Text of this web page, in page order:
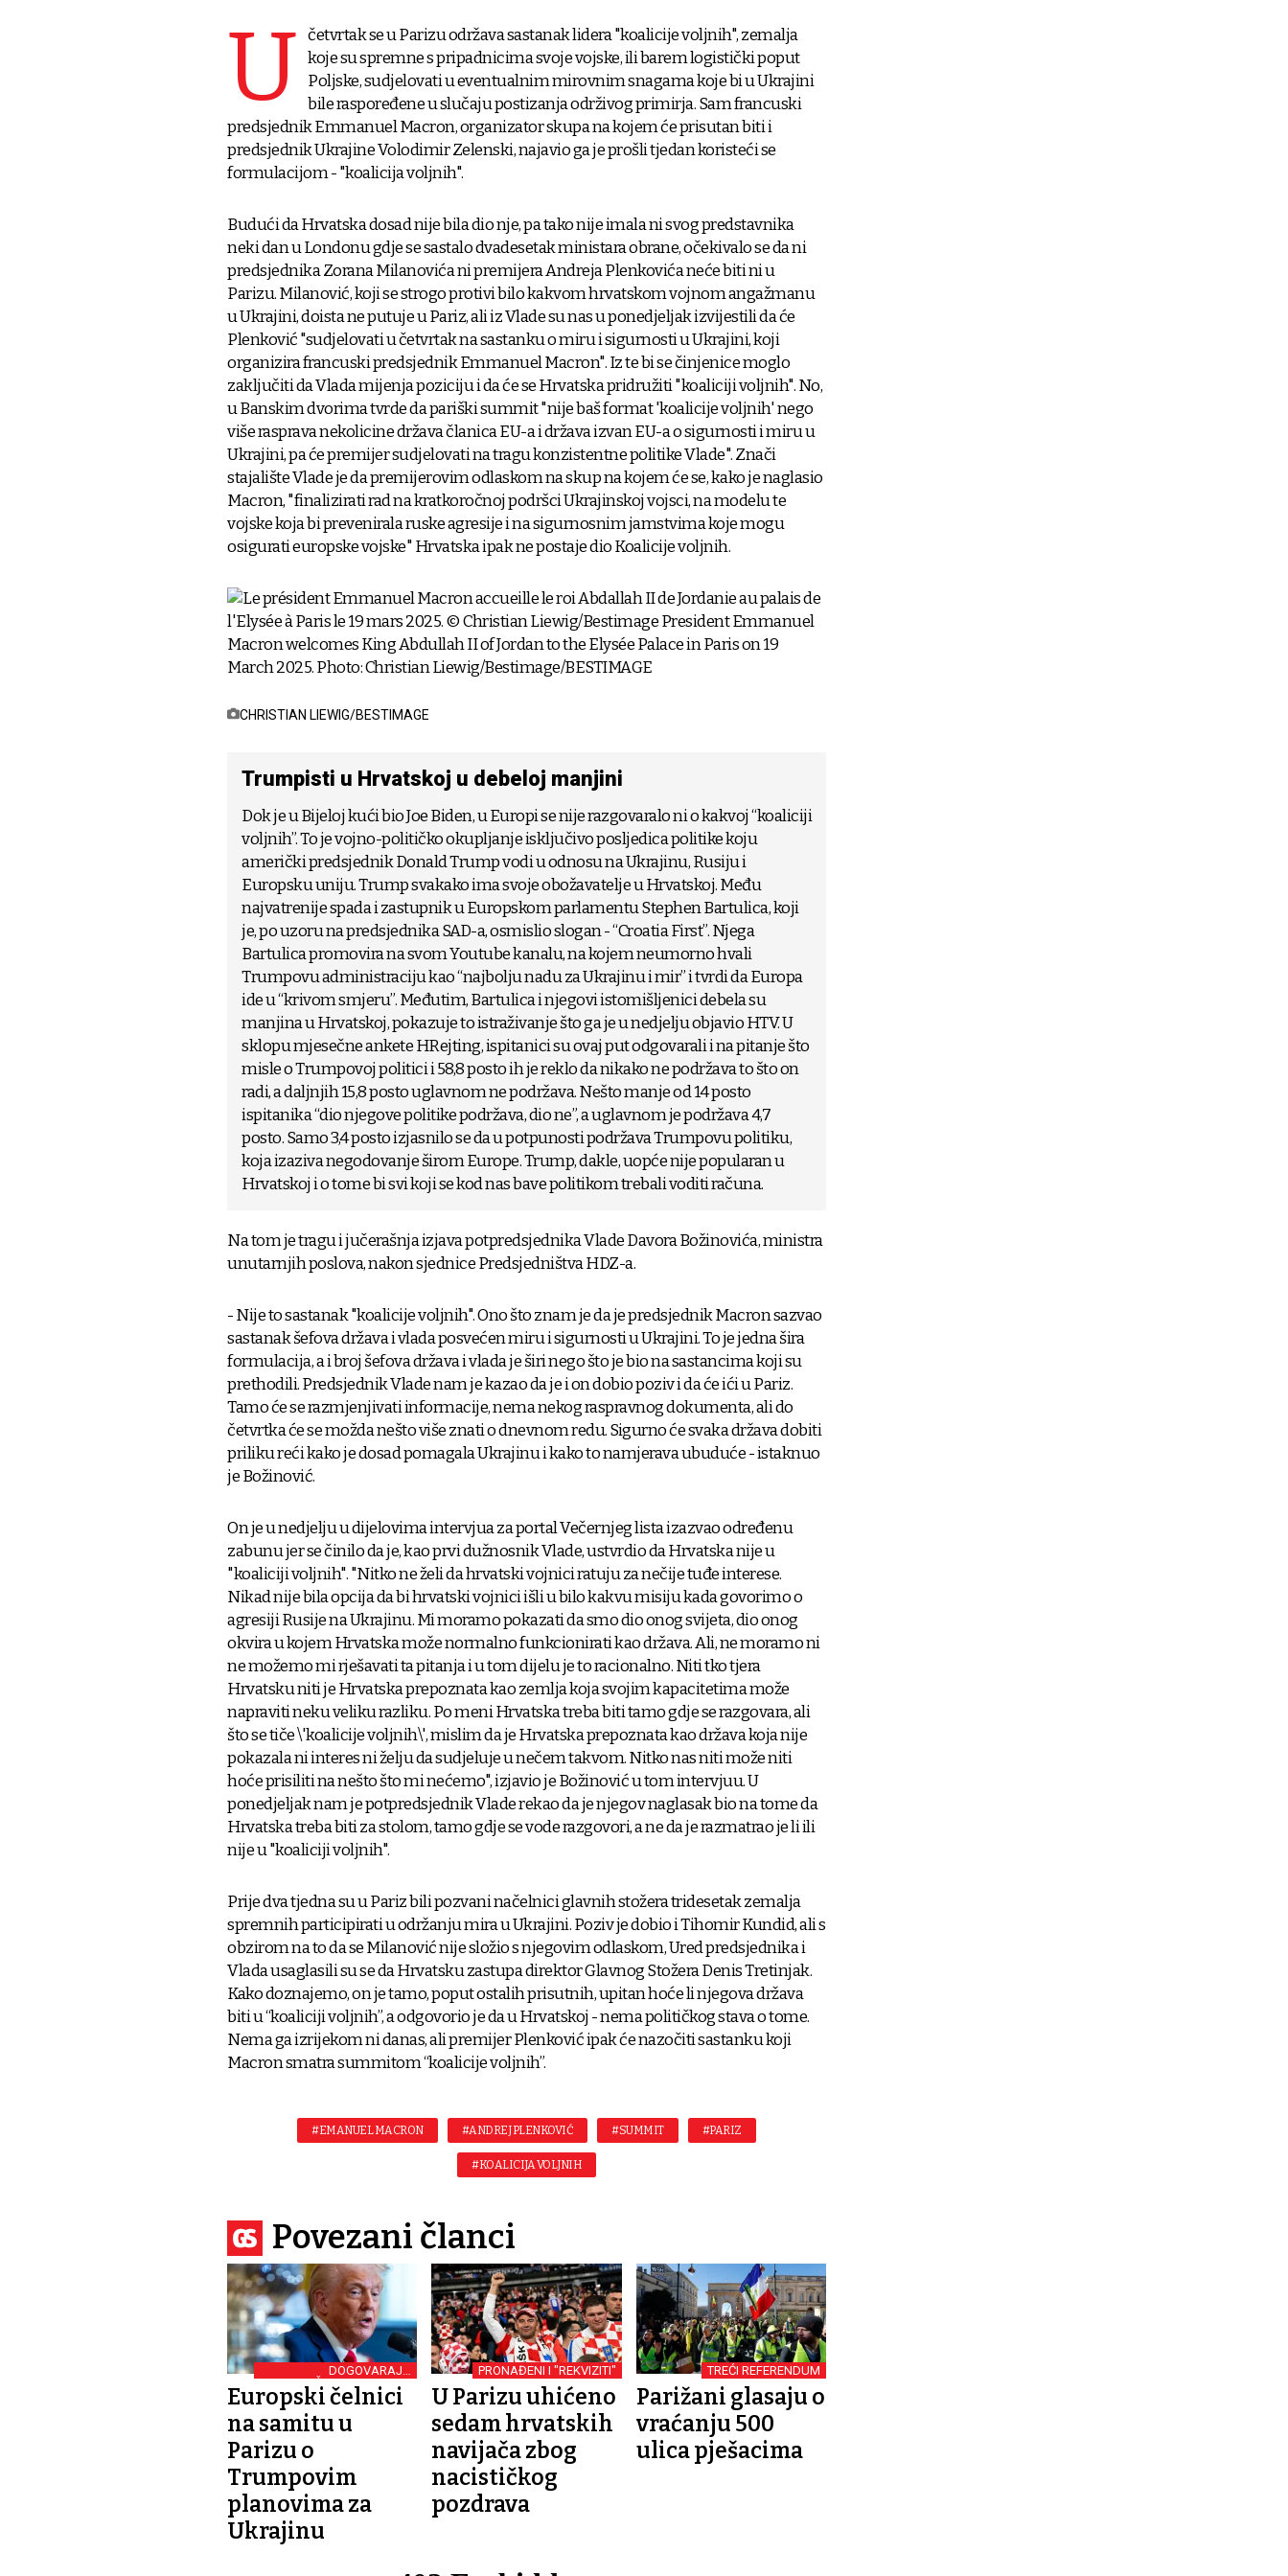
U četvrtak se u Parizu održava sastanak lidera "koalicije voljnih", zemalja
koje su spremne s pripadnicima svoje vojske, ili barem logistički poput
Poljske, sudjelovati u eventualnim mirovnim snagama koje bi u Ukrajini
bile raspoređene u slučaju postizanja održivog primirja. Sam francuski
predsjednik Emmanuel Macron, organizator skupa na kojem će prisutan biti i
predsjednik Ukrajine Volodimir Zelenski, najavio ga je prošli tjedan koristeći se
formulacijom - "koalicija voljnih".
Budući da Hrvatska dosad nije bila dio nje, pa tako nije imala ni svog predstavnika
neki dan u Londonu gdje se sastalo dvadesetak ministara obrane, očekivalo se da ni
predsjednika Zorana Milanovića ni premijera Andreja Plenkovića neće biti ni u
Parizu. Milanović, koji se strogo protivi bilo kakvom hrvatskom vojnom angažmanu
u Ukrajini, doista ne putuje u Pariz, ali iz Vlade su nas u ponedjeljak izvijestili da će
Plenković "sudjelovati u četvrtak na sastanku o miru i sigurnosti u Ukrajini, koji
organizira francuski predsjednik Emmanuel Macron". Iz te bi se činjenice moglo
zaključiti da Vlada mijenja poziciju i da će se Hrvatska pridružiti "koaliciji voljnih". No,
u Banskim dvorima tvrde da pariški summit "nije baš format 'koalicije voljnih' nego
više rasprava nekolicine država članica EU-a i država izvan EU-a o sigurnosti i miru u
Ukrajini, pa će premijer sudjelovati na tragu konzistentne politike Vlade". Znači
stajalište Vlade je da premijerovim odlaskom na skup na kojem će se, kako je naglasio
Macron, "finalizirati rad na kratkoročnoj podršci Ukrajinskoj vojsci, na modelu te
vojske koja bi prevenirala ruske agresije i na sigurnosnim jamstvima koje mogu
osigurati europske vojske" Hrvatska ipak ne postaje dio Koalicije voljnih.
CHRISTIAN LIEWIG/BESTIMAGE
Trumpisti u Hrvatskoj u debeloj manjini
Dok je u Bijeloj kući bio Joe Biden, u Europi se nije razgovaralo ni o kakvoj “koaliciji
voljnih”. To je vojno-političko okupljanje isključivo posljedica politike koju
američki predsjednik Donald Trump vodi u odnosu na Ukrajinu, Rusiju i
Europsku uniju. Trump svakako ima svoje obožavatelje u Hrvatskoj. Među
najvatrenije spada i zastupnik u Europskom parlamentu Stephen Bartulica, koji
je, po uzoru na predsjednika SAD-a, osmislio slogan - “Croatia First”. Njega
Bartulica promovira na svom Youtube kanalu, na kojem neumorno hvali
Trumpovu administraciju kao “najbolju nadu za Ukrajinu i mir” i tvrdi da Europa
ide u “krivom smjeru”. Međutim, Bartulica i njegovi istomišljenici debela su
manjina u Hrvatskoj, pokazuje to istraživanje što ga je u nedjelju objavio HTV. U
sklopu mjesečne ankete HRejting, ispitanici su ovaj put odgovarali i na pitanje što
misle o Trumpovoj politici i 58,8 posto ih je reklo da nikako ne podržava to što on
radi, a daljnjih 15,8 posto uglavnom ne podržava. Nešto manje od 14 posto
ispitanika “dio njegove politike podržava, dio ne”, a uglavnom je podržava 4,7
posto. Samo 3,4 posto izjasnilo se da u potpunosti podržava Trumpovu politiku,
koja izaziva negodovanje širom Europe. Trump, dakle, uopće nije popularan u
Hrvatskoj i o tome bi svi koji se kod nas bave politikom trebali voditi računa.
Na tom je tragu i jučerašnja izjava potpredsjednika Vlade Davora Božinovića, ministra
unutarnjih poslova, nakon sjednice Predsjedništva HDZ-a.
- Nije to sastanak "koalicije voljnih". Ono što znam je da je predsjednik Macron sazvao
sastanak šefova država i vlada posvećen miru i sigurnosti u Ukrajini. To je jedna šira
formulacija, a i broj šefova država i vlada je širi nego što je bio na sastancima koji su
prethodili. Predsjednik Vlade nam je kazao da je i on dobio poziv i da će ići u Pariz.
Tamo će se razmjenjivati informacije, nema nekog raspravnog dokumenta, ali do
četvrtka će se možda nešto više znati o dnevnom redu. Sigurno će svaka država dobiti
priliku reći kako je dosad pomagala Ukrajinu i kako to namjerava ubuduće - istaknuo
je Božinović.
On je u nedjelju u dijelovima intervjua za portal Večernjeg lista izazvao određenu
zabunu jer se činilo da je, kao prvi dužnosnik Vlade, ustvrdio da Hrvatska nije u
"koaliciji voljnih". "Nitko ne želi da hrvatski vojnici ratuju za nečije tuđe interese.
Nikad nije bila opcija da bi hrvatski vojnici išli u bilo kakvu misiju kada govorimo o
agresiji Rusije na Ukrajinu. Mi moramo pokazati da smo dio onog svijeta, dio onog
okvira u kojem Hrvatska može normalno funkcionirati kao država. Ali, ne moramo ni
ne možemo mi rješavati ta pitanja i u tom dijelu je to racionalno. Niti tko tjera
Hrvatsku niti je Hrvatska prepoznata kao zemlja koja svojim kapacitetima može
napraviti neku veliku razliku. Po meni Hrvatska treba biti tamo gdje se razgovara, ali
što se tiče \'koalicije voljnih\', mislim da je Hrvatska prepoznata kao država koja nije
pokazala ni interes ni želju da sudjeluje u nečem takvom. Nitko nas niti može niti
hoće prisiliti na nešto što mi nećemo", izjavio je Božinović u tom intervjuu. U
ponedjeljak nam je potpredsjednik Vlade rekao da je njegov naglasak bio na tome da
Hrvatska treba biti za stolom, tamo gdje se vode razgovori, a ne da je razmatrao je li ili
nije u "koaliciji voljnih".
Prije dva tjedna su u Pariz bili pozvani načelnici glavnih stožera tridesetak zemalja
spremnih participirati u održanju mira u Ukrajini. Poziv je dobio i Tihomir Kundid, ali s
obzirom na to da se Milanović nije složio s njegovim odlaskom, Ured predsjednika i
Vlada usaglasili su se da Hrvatsku zastupa direktor Glavnog Stožera Denis Tretinjak.
Kako doznajemo, on je tamo, poput ostalih prisutnih, upitan hoće li njegova država
biti u “koaliciji voljnih”, a odgovorio je da u Hrvatskoj - nema političkog stava o tome.
Nema ga izrijekom ni danas, ali premijer Plenković ipak će nazočiti sastanku koji
Macron smatra summitom “koalicije voljnih”.
#EMANUEL MACRON #ANDREJ PLENKOVIĆ #SUMMIT #PARIZ
#KOALICIJA VOLJNIH
Povezani članci
DOGOVARAJU
ZAJEDNIČKU STRATEGIJU
Europski čelnici
na samitu u
Parizu o
Trumpovim
planovima za
Ukrajinu
PRONAĐENI I "REKVIZITI"
U Parizu uhićeno
sedam hrvatskih
navijača zbog
nacističkog
pozdrava
TREĆI REFERENDUM
Parižani glasaju o
vraćanju 500
ulica pješacima